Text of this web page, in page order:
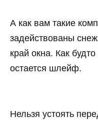
А как вам такие
задействованы
край окна. Как
остается шлейф.
Нельзя устоять